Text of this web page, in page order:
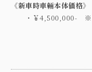
《新車時車輛本体価格》
・￥4,500,000- ※